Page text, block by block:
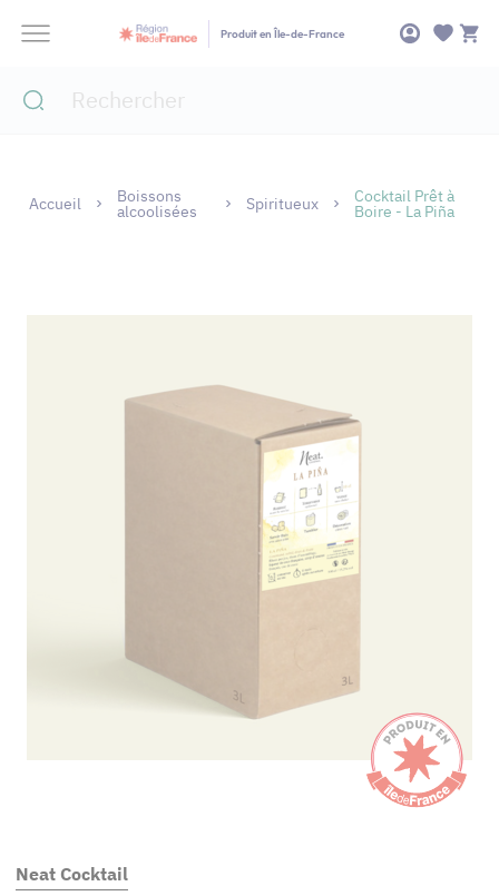
Produit en Île-de-France
Accueil Boissons
alcoolisées Spiritueux Cocktail Prêt à
Boire - La Piña
Neat Cocktail